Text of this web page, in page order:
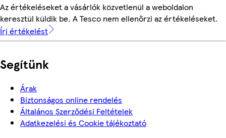
Az értékeléseket a vásárlók közvetlenül a weboldalon
keresztül küldik be. A Tesco nem ellenőrzi az értékeléseket.
Írj értékelést
Segítünk
Árak
Biztonságos online rendelés
Általános Szerződési Feltételek
Adatkezelési és Cookie tájékoztató